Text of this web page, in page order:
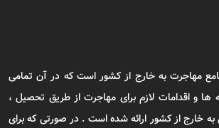
مهاجرت به خارج از کشور است که در آن تمامی
ها و اقدامات لازم برای مهاجرت از طریق تحصیل ،
به خارج از کشور ارائه شده است . در صورتی که برای